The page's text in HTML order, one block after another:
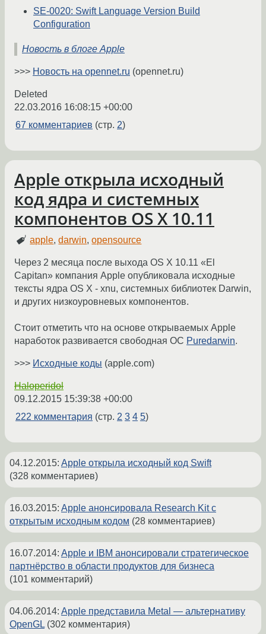
SE-0020: Swift Language Version Build
Configuration
Новость в блоге Apple
>>> Новость на opennet.ru (opennet.ru)
Deleted
22.03.2016 16:08:15 +00:00
67 комментариев (стр. 2)
Apple открыла исходный
код ядра и системных
компонентов OS X 10.11
apple,darwin,opensource
Через 2 месяца после выхода OS X 10.11 «El
Capitan» компания Apple опубликовала исходные
тексты ядра OS X - xnu, системных библиотек Darwin,
и других низкоуровневых компонентов.
Стоит отметить что на основе открываемых Apple
наработок развивается свободная ОС Puredarwin.
>>> Исходные коды (apple.com)
Haloperidol
09.12.2015 15:39:38 +00:00
222 комментария (стр. 2 3 4 5)
04.12.2015: Apple открыла исходный код Swift
(328 комментариев)
16.03.2015: Apple анонсировала Research Kit с
открытым исходным кодом (28 комментариев)
16.07.2014: Apple и IBM анонсировали стратегическое
партнёрство в области продуктов для бизнеса
(101 комментарий)
04.06.2014: Apple представила Metal — альтернативу
OpenGL (302 комментария)